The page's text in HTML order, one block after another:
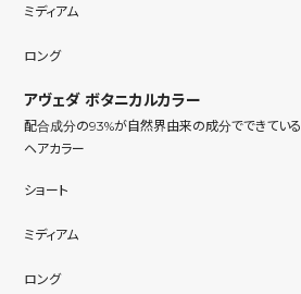
ミディアム
ロング
アヴェダ ボタニカルカラー
配合成分の93%が自然界由来の成分でできている
ヘアカラー
ショート
ミディアム
ロング